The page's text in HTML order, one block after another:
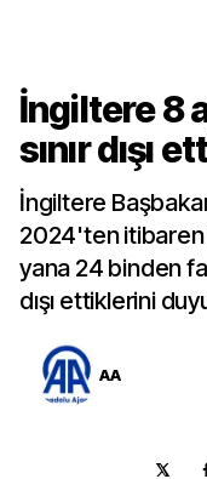
İngiltere 8
sınır dışı
İngiltere
2024'ten
yana 24 binden
dışı ettiklerini
AA